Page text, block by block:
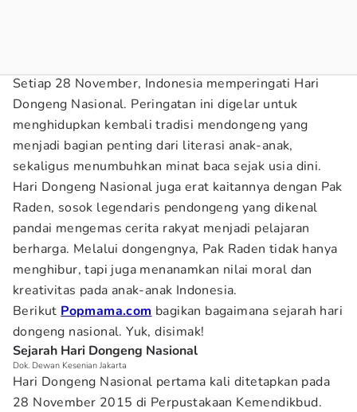
Setiap 28 November, Indonesia memperingati Hari
Dongeng Nasional. Peringatan ini digelar untuk
menghidupkan kembali tradisi mendongeng yang
menjadi bagian penting dari literasi anak-anak,
sekaligus menumbuhkan minat baca sejak usia dini.
Hari Dongeng Nasional juga erat kaitannya dengan Pak
Raden, sosok legendaris pendongeng yang dikenal
pandai mengemas cerita rakyat menjadi pelajaran
berharga. Melalui dongengnya, Pak Raden tidak hanya
menghibur, tapi juga menanamkan nilai moral dan
kreativitas pada anak-anak Indonesia.
Berikut Popmama.com bagikan bagaimana sejarah hari
dongeng nasional. Yuk, disimak!
Sejarah Hari Dongeng Nasional
Dok. Dewan Kesenian Jakarta
Hari Dongeng Nasional pertama kali ditetapkan pada
28 November 2015 di Perpustakaan Kemendikbud.